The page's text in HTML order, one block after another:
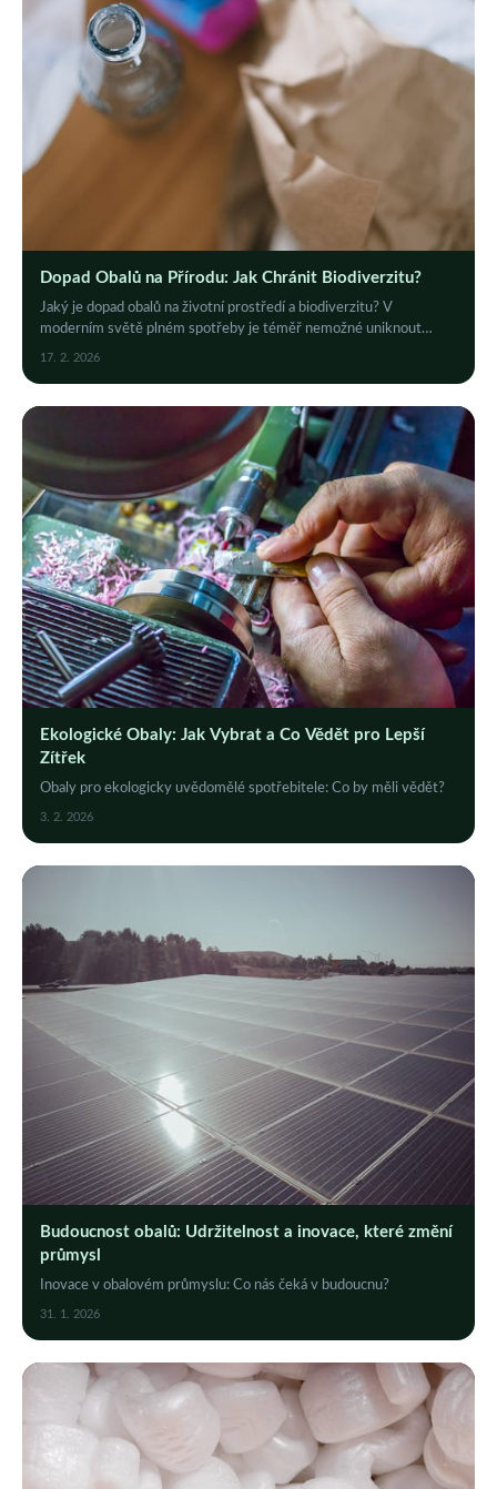
Dopad Obalů na Přírodu: Jak Chránit Biodiverzitu?
Jaký je dopad obalů na životní prostředí a biodiverzitu? V
moderním světě plném spotřeby je téměř nemožné uniknout
používání různých druhů obalů.
17. 2. 2026
Ekologické Obaly: Jak Vybrat a Co Vědět pro Lepší
Zítřek
Obaly pro ekologicky uvědomělé spotřebitele: Co by měli vědět?
3. 2. 2026
Budoucnost obalů: Udržitelnost a inovace, které změní
průmysl
Inovace v obalovém průmyslu: Co nás čeká v budoucnu?
31. 1. 2026